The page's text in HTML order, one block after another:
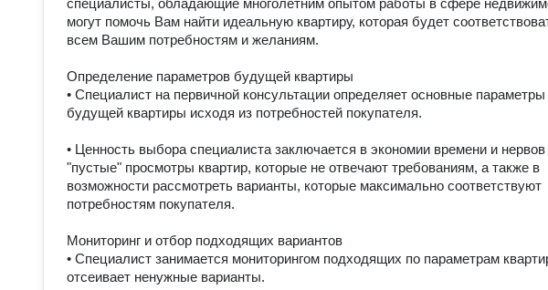
специалисты, обладающие многолетним опытом работы в сфере
могут помочь Вам найти идеальную квартиру, которая будет
всем Вашим потребностям и желаниям.
Определение параметров будущей квартиры
• Специалист на первичной консультации определяет основные параметры
будущей квартиры исходя из потребностей покупателя.
• Ценность выбора специалиста заключается в экономии времени и нервов
"пустые" просмотры квартир, которые не отвечают требованиям, а также в
возможности рассмотреть варианты, которые максимально соответствуют
потребностям покупателя.
Мониторинг и отбор подходящих вариантов
• Специалист занимается мониторингом подходящих по параметрам
отсеивает ненужные варианты.